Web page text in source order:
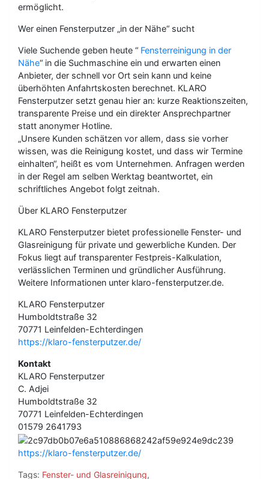
ermöglicht.
Wer einen Fensterputzer „in der Nähe“ sucht
Viele Suchende geben heute “ Fensterreinigung in der
Nähe“ in die Suchmaschine ein und erwarten einen
Anbieter, der schnell vor Ort sein kann und keine
überhöhten Anfahrtskosten berechnet. KLARO
Fensterputzer setzt genau hier an: kurze Reaktionszeiten,
transparente Preise und ein direkter Ansprechpartner
statt anonymer Hotline.
„Unsere Kunden schätzen vor allem, dass sie vorher
wissen, was die Reinigung kostet, und dass wir Termine
einhalten“, heißt es vom Unternehmen. Anfragen werden
in der Regel am selben Werktag beantwortet, ein
schriftliches Angebot folgt zeitnah.
Über KLARO Fensterputzer
KLARO Fensterputzer bietet professionelle Fenster- und
Glasreinigung für private und gewerbliche Kunden. Der
Fokus liegt auf transparenter Festpreis-Kalkulation,
verlässlichen Terminen und gründlicher Ausführung.
Weitere Informationen unter klaro-fensterputzer.de.
KLARO Fensterputzer
Humboldtstraße 32
70771 Leinfelden-Echterdingen
https://klaro-fensterputzer.de/
Kontakt
KLARO Fensterputzer
C. Adjei
Humboldtstraße 32
70771 Leinfelden-Echterdingen
01579 2641793
https://klaro-fensterputzer.de/
Tags: Fenster- und Glasreinigung,